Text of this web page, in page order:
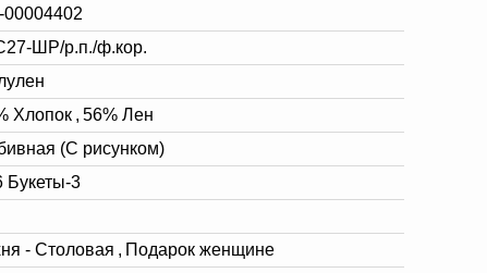
ШР/р.п./ф.кор.
Хлопок , 56% Лен
(С рисунком)
Букеты-3
- Столовая , Подарок женщине